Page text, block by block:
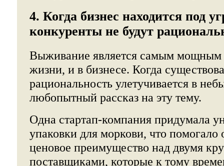
4. Когда бизнес находится под
конкуренты не будут
Выживание является самым мощным
жизни, и в бизнесе. Когда
рациональность улетучивается в
любопытный рассказ на эту тему.
Одна стартап-компания придумала
упаковки для моркови, что помогало
ценовое преимущество над двумя
поставщиками, которые к тому